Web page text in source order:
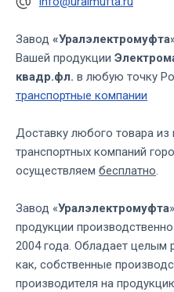
Завод
Вашей продукции
квадр.фл. в любую точку
транспортные компании
Доставку любого товара
транспортных компаний
осуществляем бесплатно.
Завод «Уралэлектромуфта
продукции
2004 года. Обладает целым
как, собственные
производителя на